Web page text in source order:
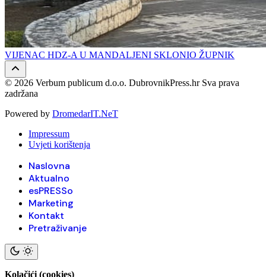
VIJENAC HDZ-A U MANDALJENI SKLONIO ŽUPNIK
© 2026 Verbum publicum d.o.o. DubrovnikPress.hr Sva prava
zadržana
Powered by DromedarIT.NeT
Impressum
Uvjeti korištenja
Naslovna
Aktualno
esPRESSo
Marketing
Kontakt
Pretraživanje
Kolačići (cookies)